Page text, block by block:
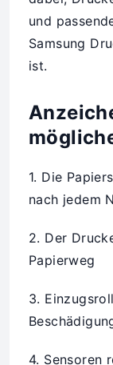
und
Samsung
ist.
1. Die
nach jedem
2. Der
Papierweg
3.
4. Sensoren